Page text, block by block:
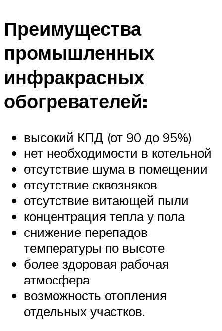
Преимущества
промышленных
инфракрасных
обогревателей:
высокий КПД (от 90 до 95%)
нет необходимости в котельной
отсутствие шума в помещении
отсутствие сквозняков
отсутствие витающей пыли
концентрация тепла у пола
снижение перепадов
температуры по высоте
более здоровая рабочая
атмосфера
возможность отопления
отдельных участков.